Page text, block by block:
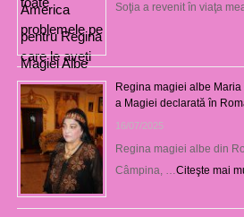
Soţia a revenit în viaţa
Regina magiei albe
a Magiei declarată în
16/07/2025
Regina magiei albe din
Câmpina, …Citeşte mai